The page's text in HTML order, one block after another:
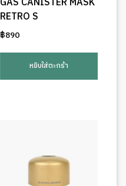
RETRO S
฿890
หยิบใส่ตะกร้า